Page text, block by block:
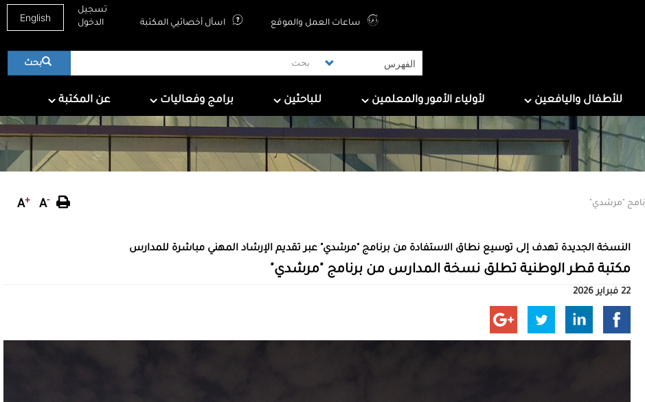
English ساعات العمل والموقع اسأل أخصائيي المكتبة
تسجيل
الدخول
بحث
For Children And Teens
للأطفال واليافعين
For Parents & Educators
لأولياء الأمور والمعلمين
For Researchers
للباحثين
Programs & Events
برامج وفعاليات
About QNL
عن المكتبة
"مرشدي" A+ A-
النسخة الجديدة تهدف إلى توسيع نطاق الاستفادة من برنامج "مرشدي" عبر تقديم الإرشاد المهني مباشرة للمدارس
مكتبة قطر الوطنية تطلق نسخة المدارس من برنامج "مرشدي"
22 فبراير 2026